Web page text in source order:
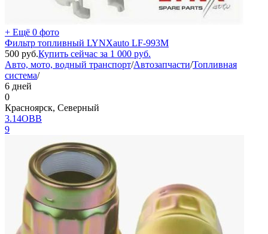
+ Ещё 0 фото
Фильтр топливный LYNXauto LF-993M
500 руб.Купить сейчас за 1 000 руб.
Авто, мото, водный транспорт/Автозапчасти/Топливная
система/
6 дней
0
Красноярск, Северный
3.14ОВВ
9